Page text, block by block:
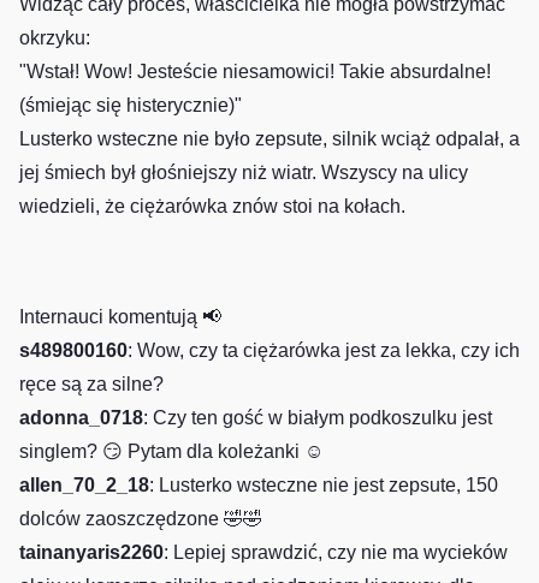
Widząc cały proces, właścicielka nie mogła powstrzymać
okrzyku:
"Wstał! Wow! Jesteście niesamowici! Takie absurdalne!
(śmiejąc się histerycznie)"
Lusterko wsteczne nie było zepsute, silnik wciąż odpalał, a
jej śmiech był głośniejszy niż wiatr. Wszyscy na ulicy
wiedzieli, że ciężarówka znów stoi na kołach.
Internauci komentują 📢
s489800160: Wow, czy ta ciężarówka jest za lekka, czy ich
ręce są za silne?
adonna_0718: Czy ten gość w białym podkoszulku jest
singlem? 😏 Pytam dla koleżanki ☺️
allen_70_2_18: Lusterko wsteczne nie jest zepsute, 150
dolców zaoszczędzone 🤣🤣
tainanyaris2260: Lepiej sprawdzić, czy nie ma wycieków